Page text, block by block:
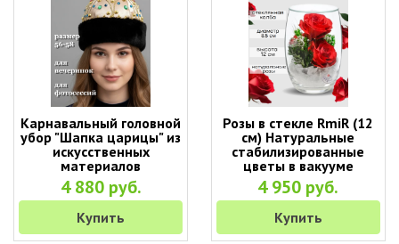
Карнавальный головной
убор "Шапка царицы" из
искусственных
материалов
4 880 руб.
Купить
Розы в стекле RmiR (12
см) Натуральные
стабилизированные
цветы в вакууме
4 950 руб.
Купить